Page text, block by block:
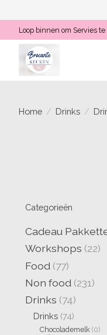
Loop binnen om Servies
Home / Drinks /
Categorieën
Cadeau
Workshops (22)
Food (77)
Non food (231)
Drinks (74)
Drinks (74)
Chocolademelk (0)